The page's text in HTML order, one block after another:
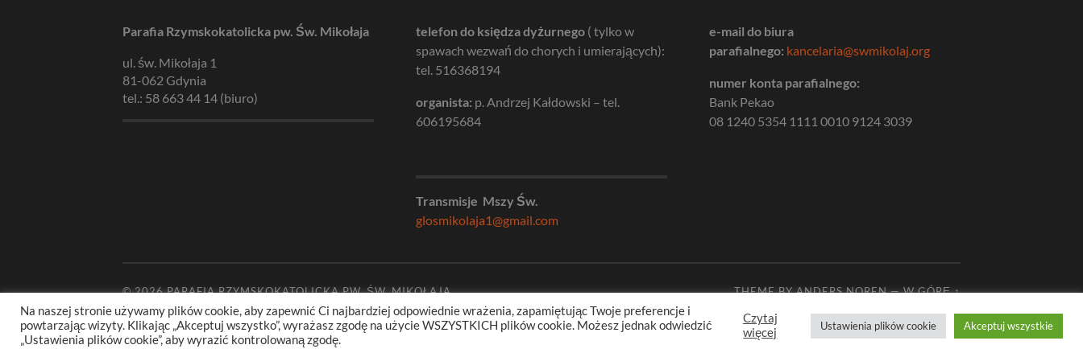
Parafia Rzymskokatolicka pw. Św. Mikołaja
ul. św. Mikołaja 1
81-062 Gdynia
tel.: 58 663 44 14 (biuro)
telefon do księdza dyżurnego ( tylko w
spawach wezwań do chorych i umierających):
tel. 516368194
organista: p. Andrzej Kałdowski – tel.
606195684
Transmisje Mszy Św.
glosmikolaja1@gmail.com
e-mail do biura
parafialnego: kancelaria@swmikolaj.org
numer konta parafialnego:
Bank Pekao
08 1240 5354 1111 0010 9124 3039
© 2026PARAFIA RZYMSKOKATOLICKA PW. ŚW. MIKOŁAJA THEME BYANDERS NOREN—W GÓRĘ ↑
Na naszej stronie używamy plików cookie, aby zapewnić Ci najbardziej odpowiednie wrażenia, zapamiętując Twoje preferencje i
powtarzając wizyty. Klikając „Akceptuj wszystko”, wyrażasz zgodę na użycie WSZYSTKICH plików cookie. Możesz jednak odwiedzić
„Ustawienia plików cookie”, aby wyrazić kontrolowaną zgodę.
Czytaj
więcej
Ustawienia plików cookie Akceptuj wszystkie